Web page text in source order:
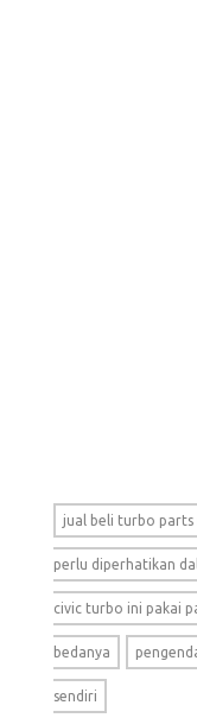
jual beli turbo parts
perlu diperhatikan
civic turbo ini pakai
bedanya
sendiri